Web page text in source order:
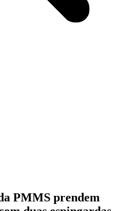
PMMS prendem